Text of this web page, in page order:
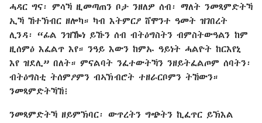
ሓዳር ግና፡ ምሳኻ ዚመጣጠን ቦታ ንዘለዎ ሰብ፡ ማለት ንመጻምድትኻ
ኢኻ ኸተኽብር ዘሎካ። ካብ እትምርዖ ሸሞንተ ዓመት ዝገበረት
ሊንዳ፡ “ፊል ንዝዀነ ይኹን ሰብ ብትዕግስትን ብምስትውዓልን ከም
ዚሰምዕ እፈልጥ እየ። ንዓይ እውን ከምኡ ዓይነት ሓልዮት ከርእየኒ
እየ ዝደሊ” በለት። ምናልባት ንፈተውትኻን ንዘይትፈልጦም ሰባትን፡
ብትዕግስቲ ትሰምዖምን ብኣኽብሮት ተዘራርቦምን ትኸውን።
ንመጻምድትኻኸ፧
ንመጻምድትኻ ዘይምኽባር፡ ውጥረትን ግጭትን ኪፈጥር ይኽእል